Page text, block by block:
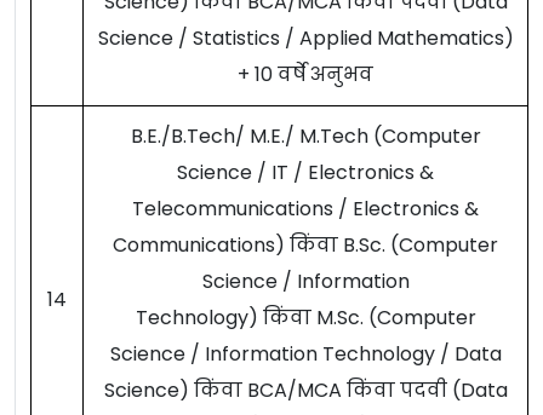
Science / Statistics / Applied Mathematics)
+ 10 वर्षे अनुभव
14
B.E./B.Tech/ M.E./ M.Tech (Computer
Science / IT / Electronics &
Telecommunications / Electronics &
Communications) किंवा B.Sc. (Computer
Science / Information
Technology) किंवा M.Sc. (Computer
Science / Information Technology / Data
Science) किंवा BCA/MCA किंवा पदवी (Data